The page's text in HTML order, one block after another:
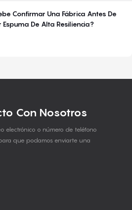
Confirmar Una Fábrica Antes De
Espuma De Alta Resiliencia?
Con Nosotros
electrónico o número de teléfono
que podamos enviarte una